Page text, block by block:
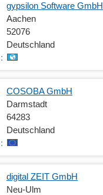
gypsilon Software GmbH
Aachen
52076
Deutschland
COSOBA GmbH
Darmstadt
64283
Deutschland
digital ZEIT GmbH
Neu-Ulm